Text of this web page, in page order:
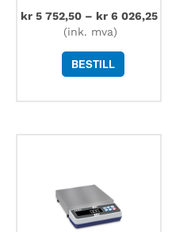
kr5 752,50– kr6 026,25
(ink. mva)
BESTILL